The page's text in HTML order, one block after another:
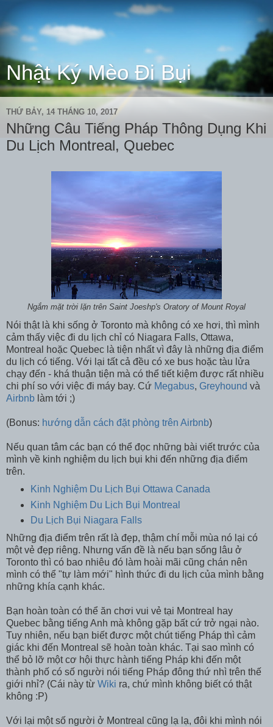
Nhật Ký Mèo Đi Bụi
THỨ BẢY, 14 THÁNG 10, 2017
Những Câu Tiếng Pháp Thông Dụng Khi
Du Lịch Montreal, Quebec
Ngắm mặt trời lặn trên Saint Joeshp's Oratory of Mount Royal
Nói thật là khi sống ở Toronto mà không có xe hơi, thì mình
cảm thấy việc đi du lịch chỉ có Niagara Falls, Ottawa,
Montreal hoặc Quebec là tiện nhất vì đây là những địa điểm
du lịch có tiếng. Với lại tất cả đều có xe bus hoặc tàu lửa
chạy đến - khá thuận tiện mà có thể tiết kiệm được rất nhiều
chi phí so với việc đi máy bay. Cứ Megabus, Greyhound và
Airbnb làm tới ;)
(Bonus: hướng dẫn cách đặt phòng trên Airbnb)
Nếu quan tâm các bạn có thể đọc những bài viết trước của
mình về kinh nghiệm du lịch bụi khi đến những địa điểm
trên.
Kinh Nghiệm Du Lịch Bụi Ottawa Canada
Kinh Nghiệm Du Lịch Bụi Montreal
Du Lịch Bụi Niagara Falls
Những địa điểm trên rất là đẹp, thậm chí mỗi mùa nó lại có
một vẻ đẹp riêng. Nhưng vấn đề là nếu bạn sống lâu ở
Toronto thì có bao nhiêu đó làm hoài mãi cũng chán nên
mình có thể "tự làm mới" hình thức đi du lịch của mình bằng
những khía cạnh khác.
Bạn hoàn toàn có thể ăn chơi vui vẻ tại Montreal hay
Quebec bằng tiếng Anh mà không gặp bất cứ trở ngại nào.
Tuy nhiên, nếu bạn biết được một chút tiếng Pháp thì cảm
giác khi đến Montreal sẽ hoàn toàn khác. Tại sao mình có
thể bỏ lỡ một cơ hội thực hành tiếng Pháp khi đến một
thành phố có số người nói tiếng Pháp đông thứ nhì trên thế
giới nhỉ? (Cái này từ Wiki ra, chứ mình không biết có thật
không :P)
Với lại một số người ở Montreal cũng lạ lạ, đôi khi mình nói